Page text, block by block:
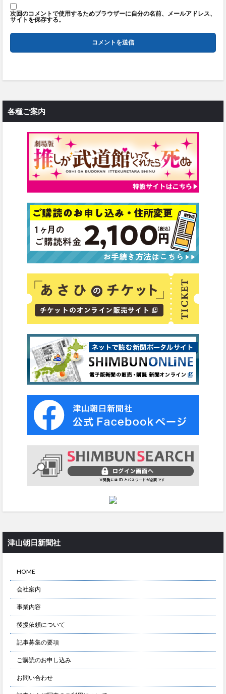
次回のコメントで使用するためブラウザーに自分の名前、メールアドレス、
サイトを保存する。
各種ご案内
津山朝日新聞社
HOME
会社案内
事業内容
後援依頼について
記事募集の要項
ご購読のお申し込み
お問い合わせ